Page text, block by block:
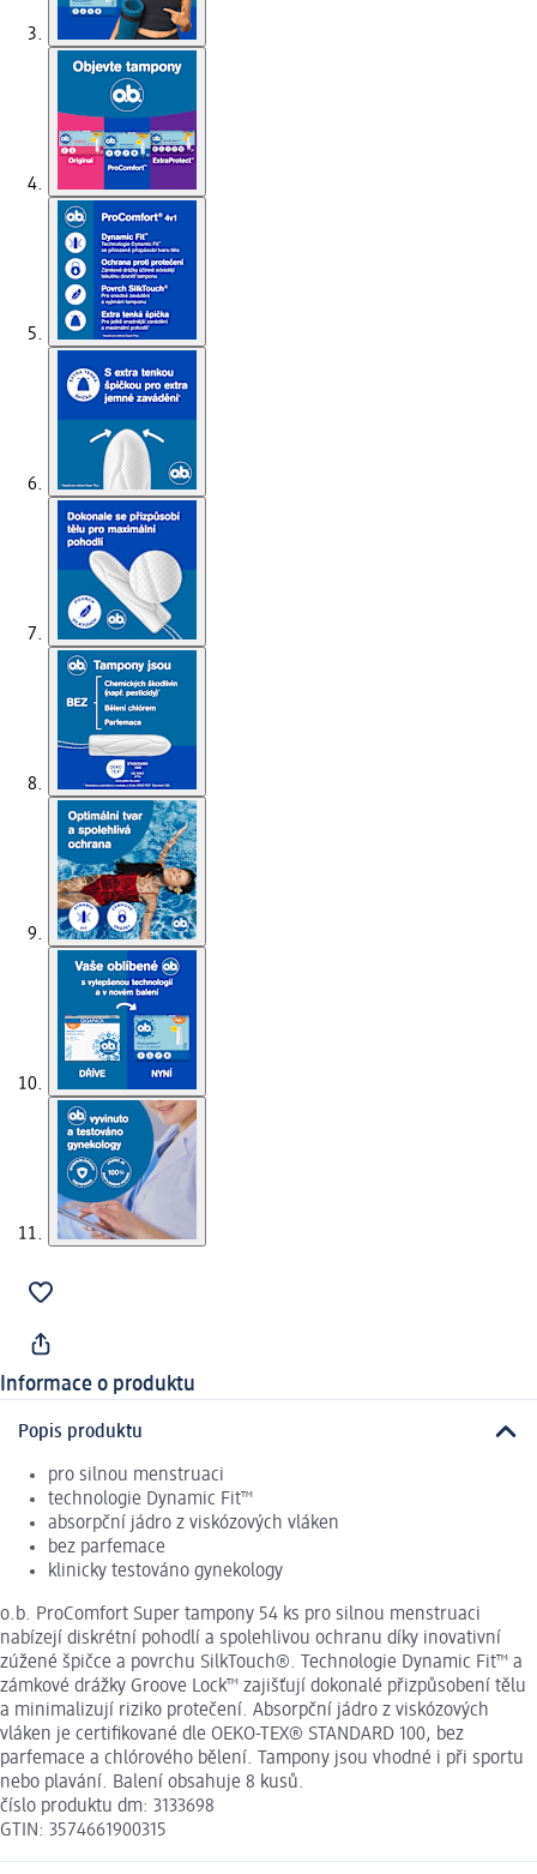
Informace o produktu
Popis produktu
pro silnou menstruaci
technologie Dynamic Fit™
absorpční jádro z viskózových vláken
bez parfemace
klinicky testováno gynekology
o.b. ProComfort Super tampony 54 ks pro silnou menstruaci
nabízejí diskrétní pohodlí a spolehlivou ochranu díky inovativní
zúžené špičce a povrchu SilkTouch®. Technologie Dynamic Fit™ a
zámkové drážky Groove Lock™ zajišťují dokonalé přizpůsobení tělu
a minimalizují riziko protečení. Absorpční jádro z viskózových
vláken je certifikované dle OEKO-TEX® STANDARD 100, bez
parfemace a chlórového bělení. Tampony jsou vhodné i při sportu
nebo plavání. Balení obsahuje 8 kusů.
číslo produktu dm: 3133698
GTIN: 3574661900315